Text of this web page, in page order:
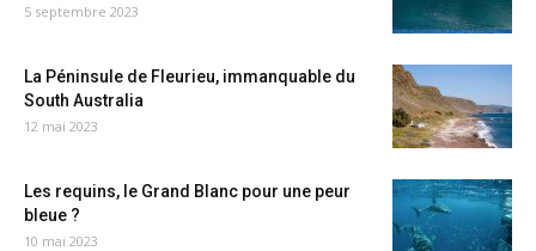
5 septembre 2023
La Péninsule de Fleurieu, immanquable du
South Australia
12 mai 2023
Les requins, le Grand Blanc pour une peur
bleue ?
10 mai 2023